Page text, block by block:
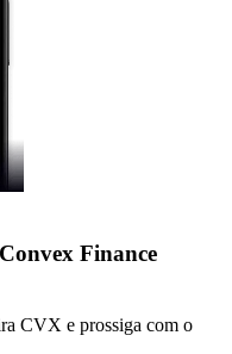
Finance
CVX e prossiga com o